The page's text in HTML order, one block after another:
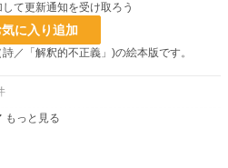
て更新通知を受け取ろう
気に入り追加
／「解釈的不正義」)の絵本版です。